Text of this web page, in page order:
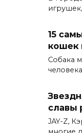
15
кошек
Собака
славы
JAY-Z,